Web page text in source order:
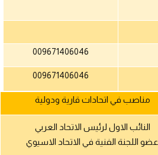
009671406046
009671406046
مناصب في اتحادات قارية ودولية
النائب الاول لرئيس الاتحاد العربي
عضو اللجنة الفنية في الاتحاد الاسيوي